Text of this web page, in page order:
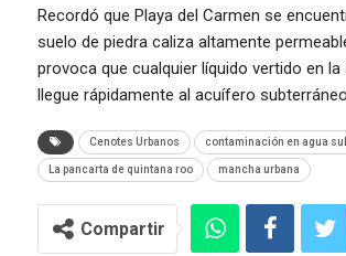
Recordó que Playa del Carmen se
suelo de piedra caliza altamente
provoca que cualquier líquido vertido en la
llegue rápidamente al acuífero
Cenotes Urbanos contaminación en agua
La pancarta de quintana roo mancha urbana
Compartir